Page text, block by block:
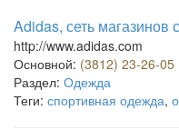
Adidas, сеть
http://www.adidas.com
Основной: (3812) 23-26-05
Раздел: Одежда
Теги: спортивная одежда,